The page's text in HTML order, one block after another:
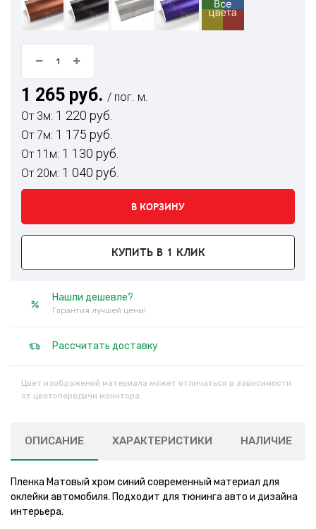
1 265 руб. / пог. м.
От 3м: 1 220 руб.
От 7м: 1 175 руб.
От 11м: 1 130 руб.
От 20м: 1 040 руб.
В КОРЗИНУ
КУПИТЬ В 1 КЛИК
Нашли дешевле?
Гарантия лучшей цены!
Рассчитать доставку
Цвет изображений материала может отличаться в зависимости
от цветопередачи монитора.
ОПИСАНИЕ ХАРАКТЕРИСТИКИ НАЛИЧИЕ
Пленка Матовый хром синий современный материал для
оклейки автомобиля. Подходит для тюнинга авто и дизайна
интерьера.